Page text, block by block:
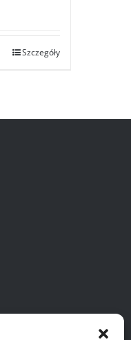
Szczegóły